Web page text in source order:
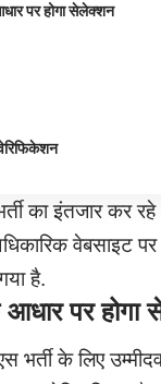
पर होगा सेलेक्शन
का इंतजार कर
वेबसाइट
है.
आधार पर
भर्ती के लिए